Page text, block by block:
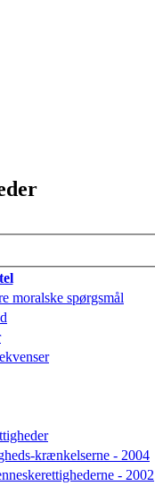
moralske spørgsmål
krænkelserne - 2004
- 2002